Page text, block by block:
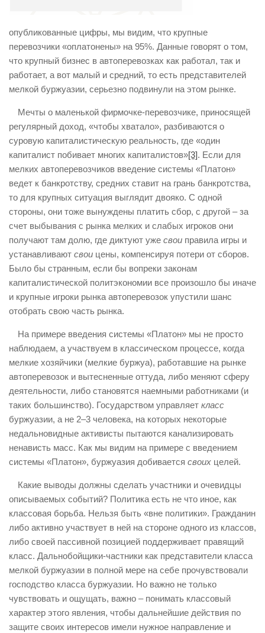
опубликованные цифры, мы видим, что крупные
перевозчики «оплатонены» на 95%. Данные говорят о том,
что крупный бизнес в автоперевозках как работал, так и
работает, а вот малый и средний, то есть представителей
мелкой буржуазии, серьезно подвинули на этом рынке.
Мечты о маленькой фирмочке-перевозчике, приносящей
регулярный доход, «чтобы хватало», разбиваются о
суровую капиталистическую реальность, где «один
капиталист побивает многих капиталистов»[3]. Если для
мелких автоперевозчиков введение системы «Платон»
ведет к банкротству, средних ставит на грань банкротства,
то для крупных ситуация выглядит двояко. С одной
стороны, они тоже вынуждены платить сбор, с другой – за
счет выбывания с рынка мелких и слабых игроков они
получают там долю, где диктуют уже свои правила игры и
устанавливают свои цены, компенсируя потери от сборов.
Было бы странным, если бы вопреки законам
капиталистической политэкономии все произошло бы иначе
и крупные игроки рынка автоперевозок упустили шанс
отобрать свою часть рынка.
На примере введения системы «Платон» мы не просто
наблюдаем, а участвуем в классическом процессе, когда
мелкие хозяйчики (мелкие буржуа), работавшие на рынке
автоперевозок и вытесненные оттуда, либо меняют сферу
деятельности, либо становятся наемными работниками (и
таких большинство). Государством управляет класс
буржуазии, а не 2–3 человека, на которых некоторые
недальновидные активисты пытаются канализировать
ненависть масс. Как мы видим на примере с введением
системы «Платон», буржуазия добивается своих целей.
Какие выводы должны сделать участники и очевидцы
описываемых событий? Политика есть не что иное, как
классовая борьба. Нельзя быть «вне политики». Гражданин
либо активно участвует в ней на стороне одного из классов,
либо своей пассивной позицией поддерживает правящий
класс. Дальнобойщики-частники как представители класса
мелкой буржуазии в полной мере на себе прочувствовали
господство класса буржуазии. Но важно не только
чувствовать и ощущать, важно – понимать классовый
характер этого явления, чтобы дальнейшие действия по
защите своих интересов имели нужное направление и